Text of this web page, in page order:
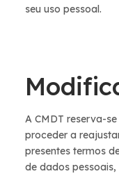
seu uso pessoal.
A CMDT reserva-
proceder a
presentes termos
de dados